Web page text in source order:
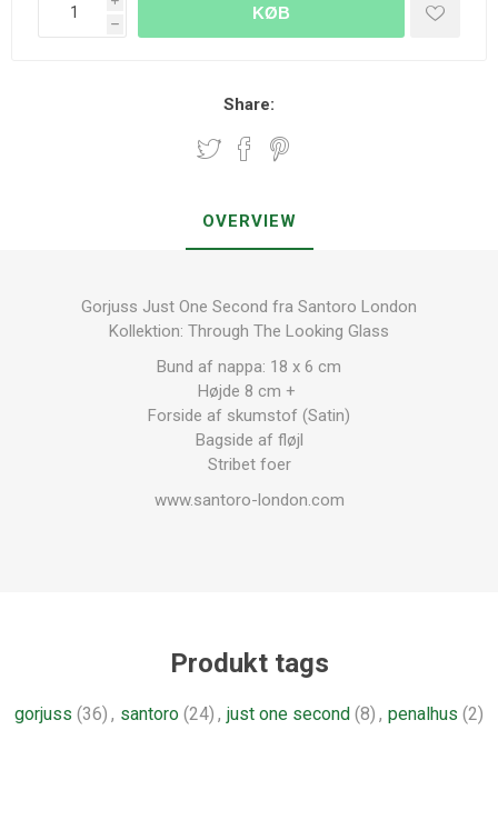
h
KØB
Share:
OVERVIEW
Gorjuss Just One Second fra Santoro London
Kollektion: Through The Looking Glass
Bund af nappa: 18 x 6 cm
Højde 8 cm +
Forside af skumstof (Satin)
Bagside af fløjl
Stribet foer
www.santoro-london.com
Produkt tags
gorjuss (36) , santoro (24) , just one second (8) , penalhus (2)